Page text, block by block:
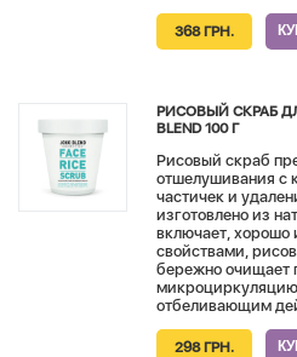
368 ГРН.
РИСОВЫЙ СКРАБ
BLEND 100 Г
Рисовый скраб
отшелушивания с
частичек и
изготовлено из
включает, хорошо
свойствами,
бережно очищает
отбеливающим
298 ГРН.